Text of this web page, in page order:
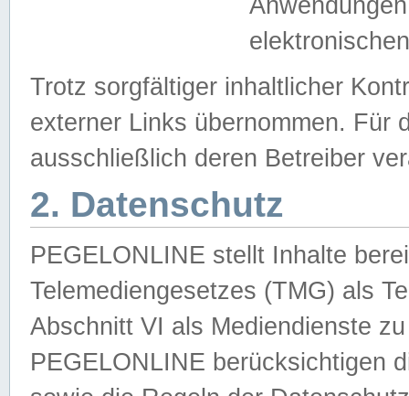
Trotz sorgfältiger inhaltlicher
externer Links übernommen. Für
ausschließlich deren Betreiber
2. Datenschutz
PEGELONLINE stellt Inhalte
Telemediengesetzes (TMG) als
Abschnitt VI als Mediendienste
PEGELONLINE berücksichtigen